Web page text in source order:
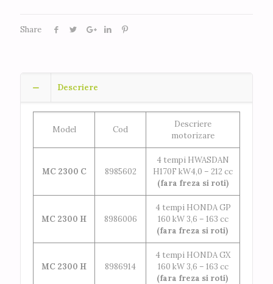
Share
Descriere
Model Cod
Descriere
motorizare
MC 2300 C 8985602
4 tempi HWASDAN
H170F kW4,0 – 212 cc
(fara freza si roti)
MC 2300 H 8986006
4 tempi HONDA GP
160 kW 3,6 – 163 cc
(fara freza si roti)
MC 2300 H 8986914
4 tempi HONDA GX
160 kW 3,6 – 163 cc
(fara freza si roti)